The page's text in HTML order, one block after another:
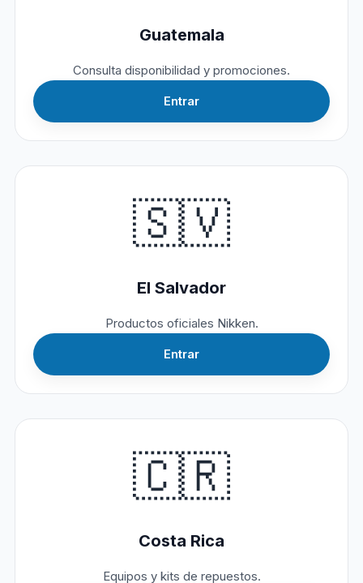
Guatemala
Consulta disponibilidad y promociones.
Entrar
🇸🇻
El Salvador
Productos oficiales Nikken.
Entrar
🇨🇷
Costa Rica
Equipos y kits de repuestos.